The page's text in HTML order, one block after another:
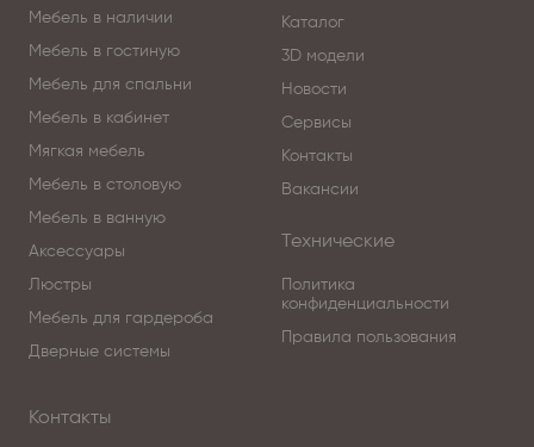
Мебель в наличии
Мебель в гостиную
Мебель для спальни
Мебель в кабинет
Мягкая мебель
Мебель в столовую
Мебель в ванную
Аксессуары
Люстры
Мебель для гардероба
Дверные системы
Каталог
3D модели
Новости
Сервисы
Контакты
Вакансии
Технические
Политика
конфиденциальности
Правила пользования
Контакты